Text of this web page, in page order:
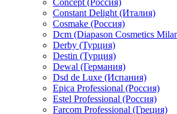
Concept (Россия)
Constant Delight (Италия)
Cosmake (Россия)
Dcm (Diapason Cosmetics
Derby (Турция)
Destin (Турция)
Dewal (Германия)
Dsd de Luxe (Испания)
Epica Professional (Россия)
Estel Professional (Россия)
Farcom Professional (Греция)